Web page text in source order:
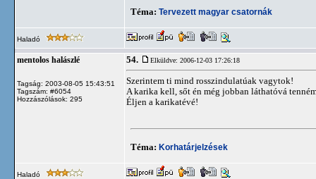
Téma: Tervezett magyar csatornák
Haladó
mentolos halászlé
Tagság: 2003-08-05 15:43:51
Tagszám: #6054
Hozzászólások: 295
54. Elküldve: 2006-12-03 17:26:18
Szerintem ti mind rosszindulatúak vagytok!
A karika kell, sőt én még jobban láthatóvá
Éljen a karikatévé!
Téma: Korhatárjelzések
Haladó